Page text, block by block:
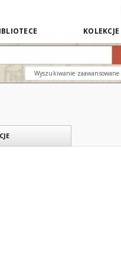
KOLEKCJE
Wyszukiwanie zaawansowane